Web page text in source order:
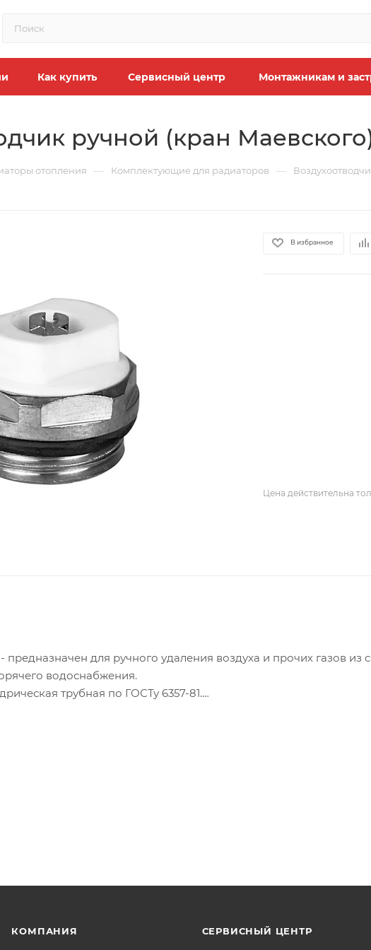
Как купить Сервисный центр Монтажникам и
ручной (кран
отопления — Комплектующие для радиаторов —
В избранное
Цена действительна
предназначен для ручного удаления воздуха и прочих газов из
водоснабжения.
трубная по ГОСТу 6357-81.
КОМПАНИЯ СЕРВИСНЫЙ ЦЕНТР